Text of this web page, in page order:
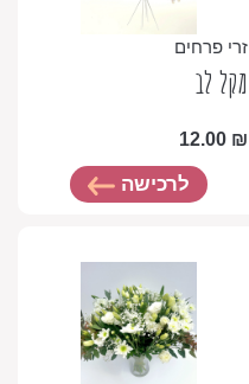
זרי פרחים
מקל לב
12.00 ₪
לרכישה